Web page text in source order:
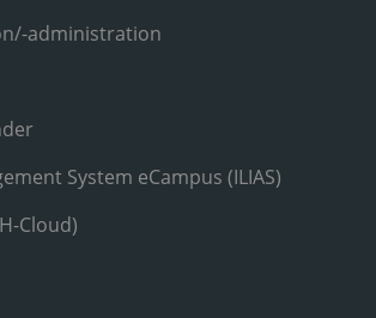
administration
System eCampus (ILIAS)
Cloud)